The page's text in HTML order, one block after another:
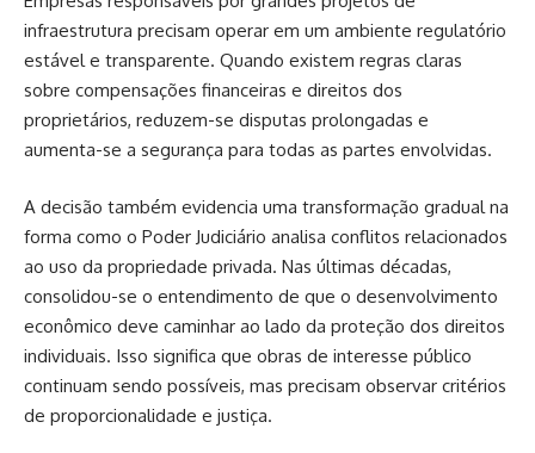
infraestrutura precisam operar em um ambiente regulatório
estável e transparente. Quando existem regras claras
sobre compensações financeiras e direitos dos
proprietários, reduzem-se disputas prolongadas e
aumenta-se a segurança para todas as partes envolvidas.
A decisão também evidencia uma transformação gradual na
forma como o Poder Judiciário analisa conflitos relacionados
ao uso da propriedade privada. Nas últimas décadas,
consolidou-se o entendimento de que o desenvolvimento
econômico deve caminhar ao lado da proteção dos direitos
individuais. Isso significa que obras de interesse público
continuam sendo possíveis, mas precisam observar critérios
de proporcionalidade e justiça.